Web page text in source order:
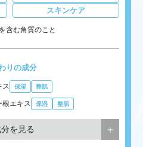
スキンケア
含む角質のこと
りの成分
ス 保湿 整肌
根エキス 保湿 整肌
を見る